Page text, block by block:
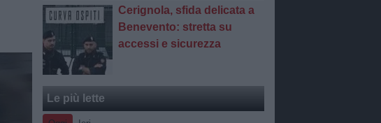
Cerignola, sfida delicata a
Benevento: stretta su
accessi e sicurezza
Le più lette